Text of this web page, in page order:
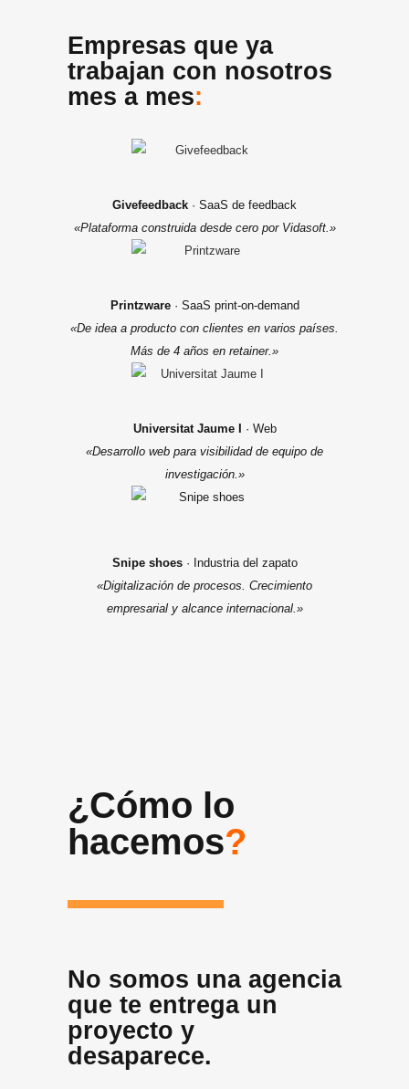
Empresas que ya
trabajan con nosotros
mes a mes:
Givefeedback · SaaS de feedback
«Plataforma construida desde cero por Vidasoft.»
Printzware· SaaS print-on-demand
«De idea a producto con clientes en varios países.
Más de 4 años en retainer.»
Universitat Jaume I · Web
«Desarrollo web para visibilidad de equipo de
investigación.»
Snipe shoes· Industria del zapato
«Digitalización de procesos. Crecimiento
empresarial y alcance internacional.»
¿Cómo lo
hacemos?
No somos una agencia
que te entrega un
proyecto y
desaparece.